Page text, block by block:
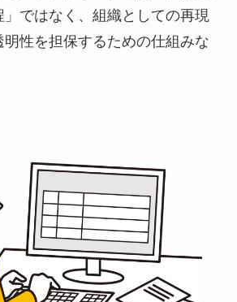
ではなく、組織としての再現
性を担保するための仕組みな